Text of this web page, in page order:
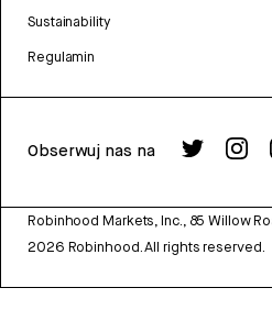
Sustainability
Regulamin
Obserwuj nas na
Robinhood Markets, Inc., 85 Willow
2026 Robinhood. All rights reserved.